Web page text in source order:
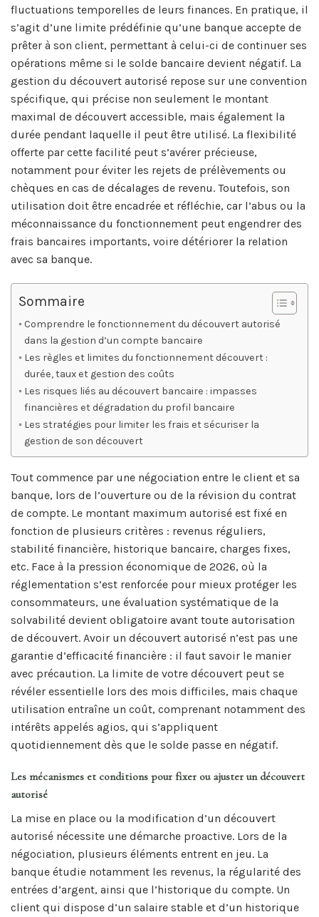
fluctuations temporelles de leurs finances. En pratique, il
s’agit d’une limite prédéfinie qu’une banque accepte de
prêter à son client, permettant à celui-ci de continuer ses
opérations même si le solde bancaire devient négatif. La
gestion du découvert autorisé repose sur une convention
spécifique, qui précise non seulement le montant
maximal de découvert accessible, mais également la
durée pendant laquelle il peut être utilisé. La flexibilité
offerte par cette facilité peut s’avérer précieuse,
notamment pour éviter les rejets de prélèvements ou
chèques en cas de décalages de revenu. Toutefois, son
utilisation doit être encadrée et réfléchie, car l’abus ou la
méconnaissance du fonctionnement peut engendrer des
frais bancaires importants, voire détériorer la relation
avec sa banque.
Sommaire
Comprendre le fonctionnement du découvert autorisé
dans la gestion d’un compte bancaire
Les règles et limites du fonctionnement découvert :
durée, taux et gestion des coûts
Les risques liés au découvert bancaire : impasses
financières et dégradation du profil bancaire
Les stratégies pour limiter les frais et sécuriser la
gestion de son découvert
Tout commence par une négociation entre le client et sa
banque, lors de l’ouverture ou de la révision du contrat
de compte. Le montant maximum autorisé est fixé en
fonction de plusieurs critères : revenus réguliers,
stabilité financière, historique bancaire, charges fixes,
etc. Face à la pression économique de 2026, où la
réglementation s’est renforcée pour mieux protéger les
consommateurs, une évaluation systématique de la
solvabilité devient obligatoire avant toute autorisation
de découvert. Avoir un découvert autorisé n’est pas une
garantie d’efficacité financière : il faut savoir le manier
avec précaution. La limite de votre découvert peut se
révéler essentielle lors des mois difficiles, mais chaque
utilisation entraîne un coût, comprenant notamment des
intérêts appelés agios, qui s’appliquent
quotidiennement dès que le solde passe en négatif.
Les mécanismes et conditions pour fixer ou ajuster un découvert
autorisé
La mise en place ou la modification d’un découvert
autorisé nécessite une démarche proactive. Lors de la
négociation, plusieurs éléments entrent en jeu. La
banque étudie notamment les revenus, la régularité des
entrées d’argent, ainsi que l’historique du compte. Un
client qui dispose d’un salaire stable et d’un historique